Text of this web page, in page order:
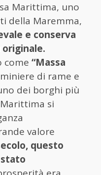
Marittima, uno
della Maremma,
e conserva
come “Massa
di rame e
dei borghi più
si
valore
questo